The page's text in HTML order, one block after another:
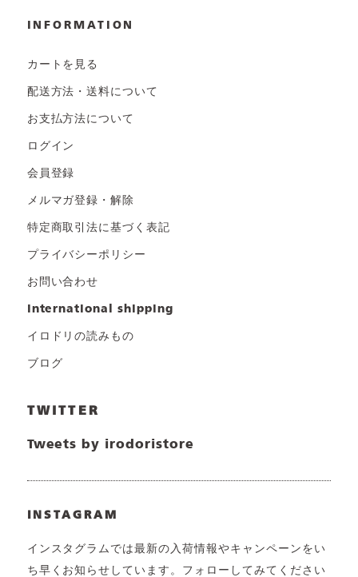
INFORMATION
カートを見る
配送方法・送料について
お支払方法について
ログイン
会員登録
メルマガ登録・解除
特定商取引法に基づく表記
プライバシーポリシー
お問い合わせ
international shipping
イロドリの読みもの
ブログ
TWITTER
Tweets by irodoristore
INSTAGRAM
インスタグラムでは最新の入荷情報やキャンペーンをい
ち早くお知らせしています。フォローしてみてください